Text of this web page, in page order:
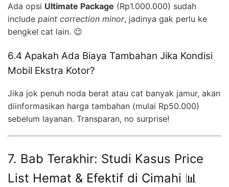
Ada opsi Ultimate Package (Rp1.000.000) sudah
include paint correction minor, jadinya gak perlu ke
bengkel cat lain. 😉
6.4 Apakah Ada Biaya Tambahan Jika Kondisi
Mobil Ekstra Kotor?
Jika jok penuh noda berat atau cat banyak jamur, akan
diinformasikan harga tambahan (mulai Rp50.000)
sebelum layanan. Transparan, no surprise!
7. Bab Terakhir: Studi Kasus Price
List Hemat & Efektif di Cimahi 📊